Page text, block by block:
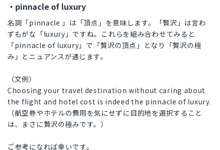
・pinnacle of luxury
名詞「pinnacle 」は「頂点」を意味します。「贅沢」は言わ
ずもがな「luxury」ですね。これらを組み合わせてみると
「pinnacle of luxury」で「贅沢の頂点」となり「贅沢の極
み」とニュアンスが通じます。
（文例）
Choosing your travel destination without caring about
the flight and hotel cost is indeed the pinnacle of luxury.
（航空券やホテルの費用を気にせずに目的地を選択すること
は、まさに贅沢の極みです。）
ご参考になれば幸いです。